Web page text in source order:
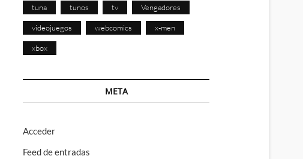
tuna tunos tv Vengadores
videojuegos webcomics x-men
xbox
META
Acceder
Feed de entradas